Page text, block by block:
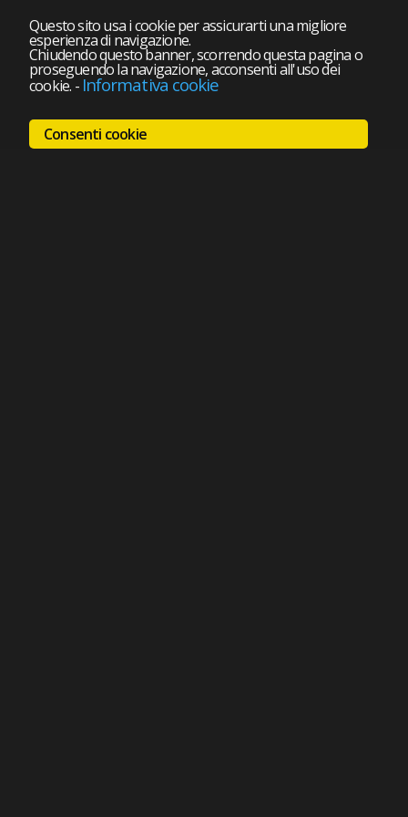
Questo sito usa i cookie per assicurarti una migliore
esperienza di navigazione.
Chiudendo questo banner, scorrendo questa pagina o
proseguendo la navigazione, acconsenti all'uso dei
cookie. - Informativa cookie
Consenti cookie